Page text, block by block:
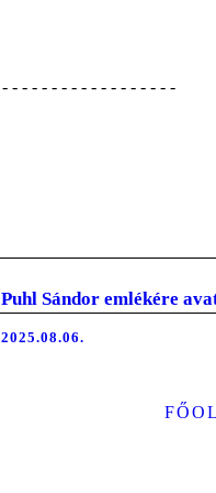
Puhl Sándor emlékére
2025.08.06.